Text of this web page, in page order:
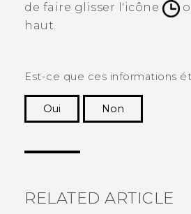
de faire glisser l'icône
haut.
Est-ce que ces informations
Oui
Non
RELATED ARTICLE